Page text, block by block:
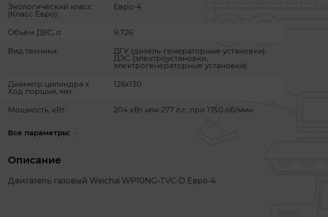
Экологический класс
(Класс Евро):
Евро-4
Объём ДВС, л:
9.726
Вид техники:
ДГУ (дизель-генераторные установки),
ДЭС (электроустановки,
электрогенераторные установки)
Диаметр цилиндра х
Ход поршня, мм:
126х130
Мощность, кВт: 204 кВт или 277 л.с. при 1750 об/мин
Все параметры:
Описание
Двигатель газовый Weichai WP10NG-TVC-D Евро-4